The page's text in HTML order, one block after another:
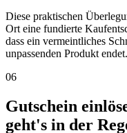
Diese praktischen
Ort eine fundierte
dass ein vermeintliches
unpassenden Produkt endet.
06
Gutschein
geht's in der